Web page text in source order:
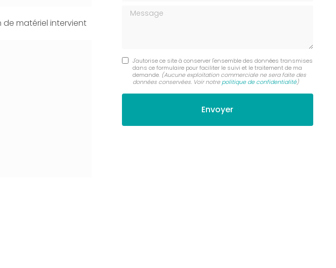
de matériel intervient
Message
J'autorise ce site à conserver l'ensemble des données transmises
dans ce formulaire pour faciliter le suivi et le traitement de ma
demande. (Aucune exploitation commerciale ne sera faite des
données conservées. Voir notre politique de confidentialité)